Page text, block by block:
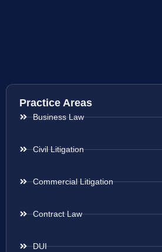
Practice Areas
Business Law
Civil Litigation
Commercial Litigation
Contract Law
DUI